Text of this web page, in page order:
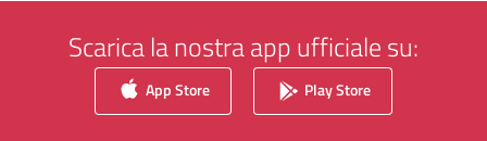
Scarica la nostra app ufficiale su:
App Store Play Store